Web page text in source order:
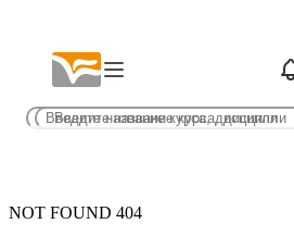
NOT FOUND 404